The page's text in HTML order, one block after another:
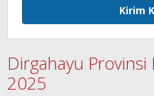
Dirgahayu
2025